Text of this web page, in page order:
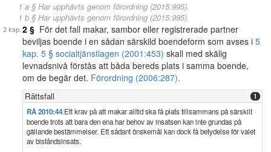
1 a § Har upphävts genom förordning (2015:995).
1 b § Har upphävts genom förordning (2015:995).
2 § För det fall makar, sambor eller registrerade partner
beviljas boende i en sådan särskild boendeform som avses i 5
kap. 5 § socialtjänstlagen (2001:453) skall med skälig
levnadsnivå förstås att båda bereds plats i samma boende,
om de begär det. Förordning (2006:287).
Rättsfall 1
RÅ 2010:44:Ett krav på att makar alltid ska få plats tillsammans på särskilt
boende trots att bara den ena har behov av insatsen kan inte grundas på
gällande bestämmelser. Ett sådant önskemål kan dock få betydelse för valet
av biståndsinsats.